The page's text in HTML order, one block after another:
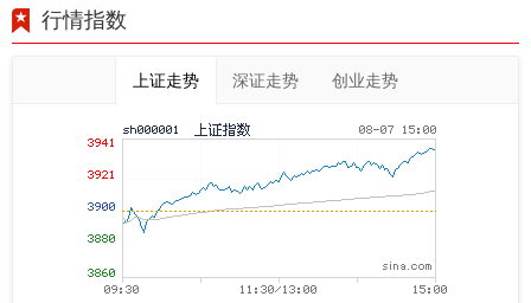
行情指数
上证走势 深证走势 创业走势